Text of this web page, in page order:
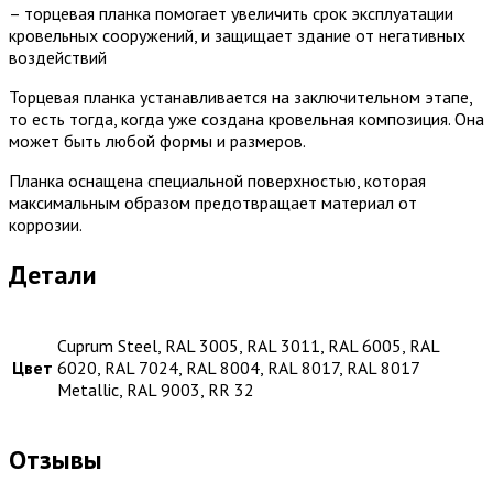
– торцевая планка помогает увеличить срок эксплуатации
кровельных сооружений, и защищает здание от негативных
воздействий
Торцевая планка устанавливается на заключительном этапе,
то есть тогда, когда уже создана кровельная композиция. Она
может быть любой формы и размеров.
Планка оснащена специальной поверхностью, которая
максимальным образом предотвращает материал от
коррозии.
Детали
Цвет
Cuprum Steel, RAL 3005, RAL 3011, RAL 6005, RAL
6020, RAL 7024, RAL 8004, RAL 8017, RAL 8017
Metallic, RAL 9003, RR 32
Отзывы